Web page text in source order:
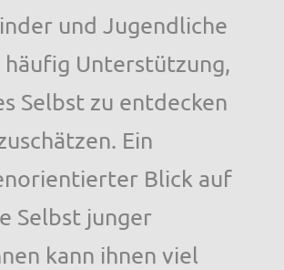
und Jugendliche
häufig Unterstützung,
Selbst zu entdecken
Ein
Blick auf
Selbst junger
kann ihnen viel